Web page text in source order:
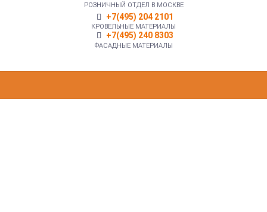
РОЗНИЧНЫЙ ОТДЕЛ В МОСКВЕ
+7(495) 204 2101
КРОВЕЛЬНЫЕ МАТЕРИАЛЫ
+7(495) 240 8303
ФАСАДНЫЕ МАТЕРИАЛЫ